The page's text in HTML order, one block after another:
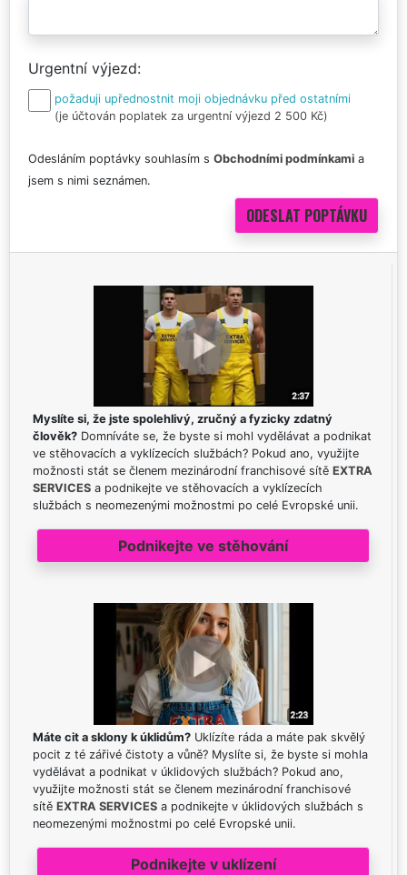
Urgentní výjezd
požaduji upřednostnit moji objednávku před ostatními
(je účtován poplatek za urgentní výjezd 2 500 Kč)
Odesláním poptávky souhlasím s Obchodními podmínkami a
jsem s nimi seznámen.
Myslíte si, že jste spolehlivý, zručný a fyzicky zdatný
člověk? Domníváte se, že byste si mohl vydělávat a podnikat
ve stěhovacích a vyklízecích službách? Pokud ano, využijte
možnosti stát se členem mezinárodní franchisové sítě EXTRA
SERVICES a podnikejte ve stěhovacích a vyklízecích
službách s neomezenými možnostmi po celé Evropské unii.
Podnikejte ve stěhování
Máte cit a sklony k úklidům? Uklízíte ráda a máte pak skvělý
pocit z té zářivé čistoty a vůně? Myslíte si, že byste si mohla
vydělávat a podnikat v úklidových službách? Pokud ano,
využijte možnosti stát se členem mezinárodní franchisové
sítě EXTRA SERVICES a podnikejte v úklidových službách s
neomezenými možnostmi po celé Evropské unii.
Podnikejte v uklízení